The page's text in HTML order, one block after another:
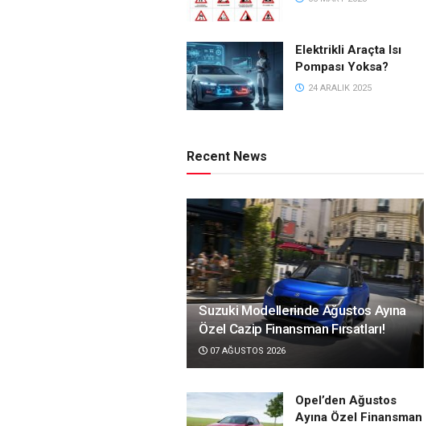
Elektrikli Araçta Isı
Pompası Yoksa?
24 ARALIK 2025
Recent News
Suzuki Modellerinde Ağustos Ayına
Özel Cazip Finansman Fırsatları!
07 AĞUSTOS 2026
Opel’den Ağustos
Ayına Özel Finansman